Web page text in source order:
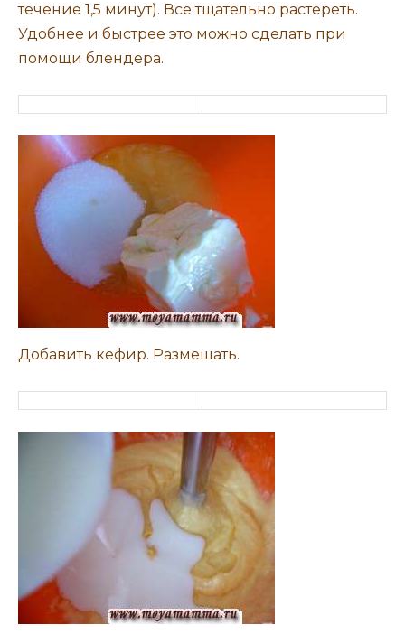
течение 1,5 минут). Все тщательно растереть.
Удобнее и быстрее это можно сделать при
помощи блендера.
Добавить кефир. Размешать.